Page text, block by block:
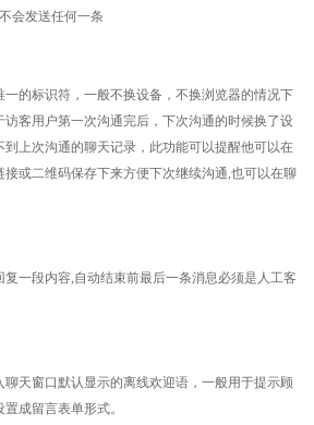
会发送任何一条
的标识符，一般不换设备，不换浏览器的情况下
客用户第一次沟通完后，下次沟通的时候换了设
上次沟通的聊天记录，此功能可以提醒他可以在
或二维码保存下来方便下次继续沟通,也可以在聊
一段内容,自动结束前最后一条消息必须是人工客
天窗口默认显示的离线欢迎语，一般用于提示顾
成留言表单形式。